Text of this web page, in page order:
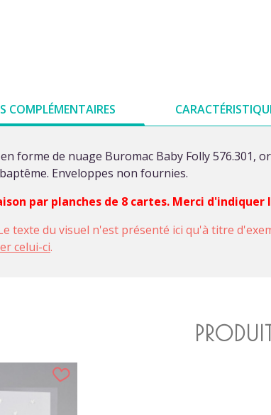
COMPLÉMENTAIRES
forme de nuage Buromac Baby Folly 576.301,
Enveloppes non fournies.
par planches de 8 cartes. Merci
texte du visuel n'est présenté ici qu'à titre
celui-ci.